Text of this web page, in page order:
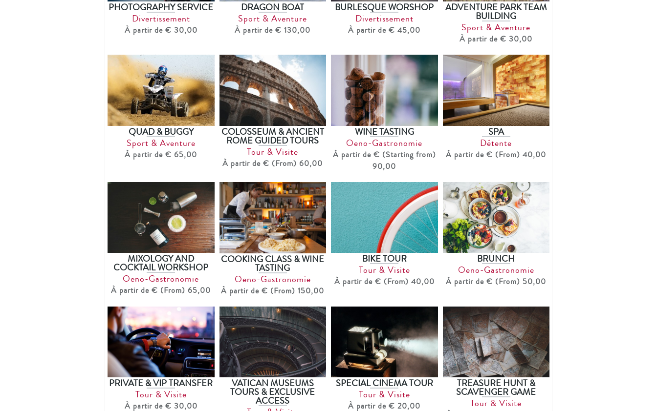
PHOTOGRAPHY SERVICE
Divertissement
À partir de € 30,00
DRAGON BOAT
Sport & Aventure
À partir de € 130,00
BURLESQUE WORSHOP
Divertissement
À partir de € 45,00
ADVENTURE PARK TEAM
BUILDING
Sport & Aventure
À partir de € 30,00
QUAD & BUGGY
Sport & Aventure
À partir de € 65,00
COLOSSEUM & ANCIENT
ROME GUIDED TOURS
Tour & Visite
À partir de € (From) 60,00
WINE TASTING
Oeno-Gastronomie
À partir de € (Starting from)
90,00
SPA
Détente
À partir de € (From) 40,00
MIXOLOGY AND
COCKTAIL WORKSHOP
Oeno-Gastronomie
À partir de € (From) 65,00
COOKING CLASS & WINE
TASTING
Oeno-Gastronomie
À partir de € (From) 150,00
BIKE TOUR
Tour & Visite
À partir de € (From) 40,00
BRUNCH
Oeno-Gastronomie
À partir de € (From) 50,00
PRIVATE & VIP TRANSFER
Tour & Visite
À partir de € 30,00
VATICAN MUSEUMS
TOURS & EXCLUSIVE
ACCESS
SPECIAL CINEMA TOUR
Tour & Visite
À partir de € 20,00
TREASURE HUNT &
SCAVENGER GAME
Tour & Visite